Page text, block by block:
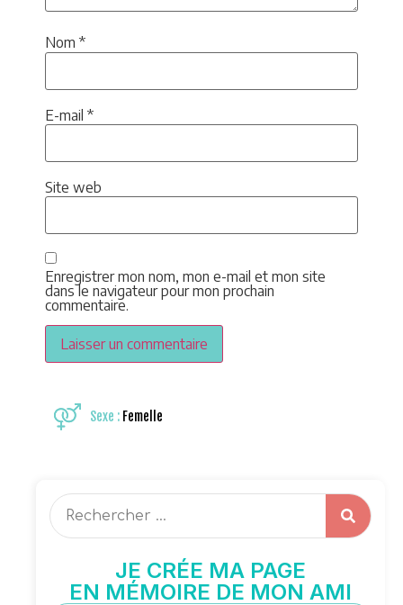
Nom *
E-mail *
Site web
Enregistrer mon nom, mon e-mail et mon site
dans le navigateur pour mon prochain
commentaire.
Sexe : Femelle
JE CRÉE MA PAGE
EN MÉMOIRE DE MON AMI